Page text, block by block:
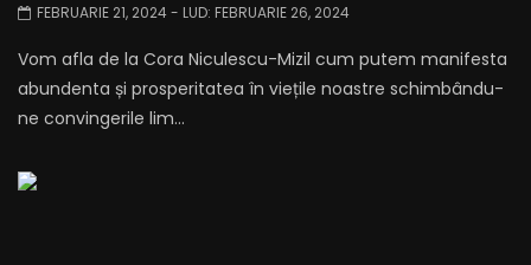
FEBRUARIE 21, 2024- LUD: FEBRUARIE 26, 2024
Vom afla de la Cora Niculescu-Mizil cum putem manifesta
abundenta și prosperitatea în viețile noastre schimbându-
ne convingerile lim...